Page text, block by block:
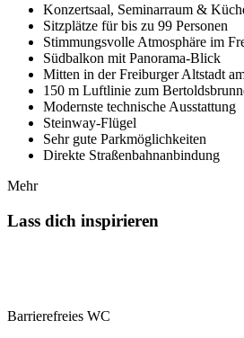
Konzertsaal, Seminarraum &
Sitzplätze für bis zu 99 Personen
Stimmungsvolle Atmosphäre im
Südbalkon mit Panorama-Blick
Mitten in der Freiburger Altstadt
150 m Luftlinie zum
Modernste technische Ausstattung
Steinway-Flügel
Sehr gute Parkmöglichkeiten
Direkte Straßenbahnanbindung
Mehr
Lass dich inspirieren
Barrierefreies WC